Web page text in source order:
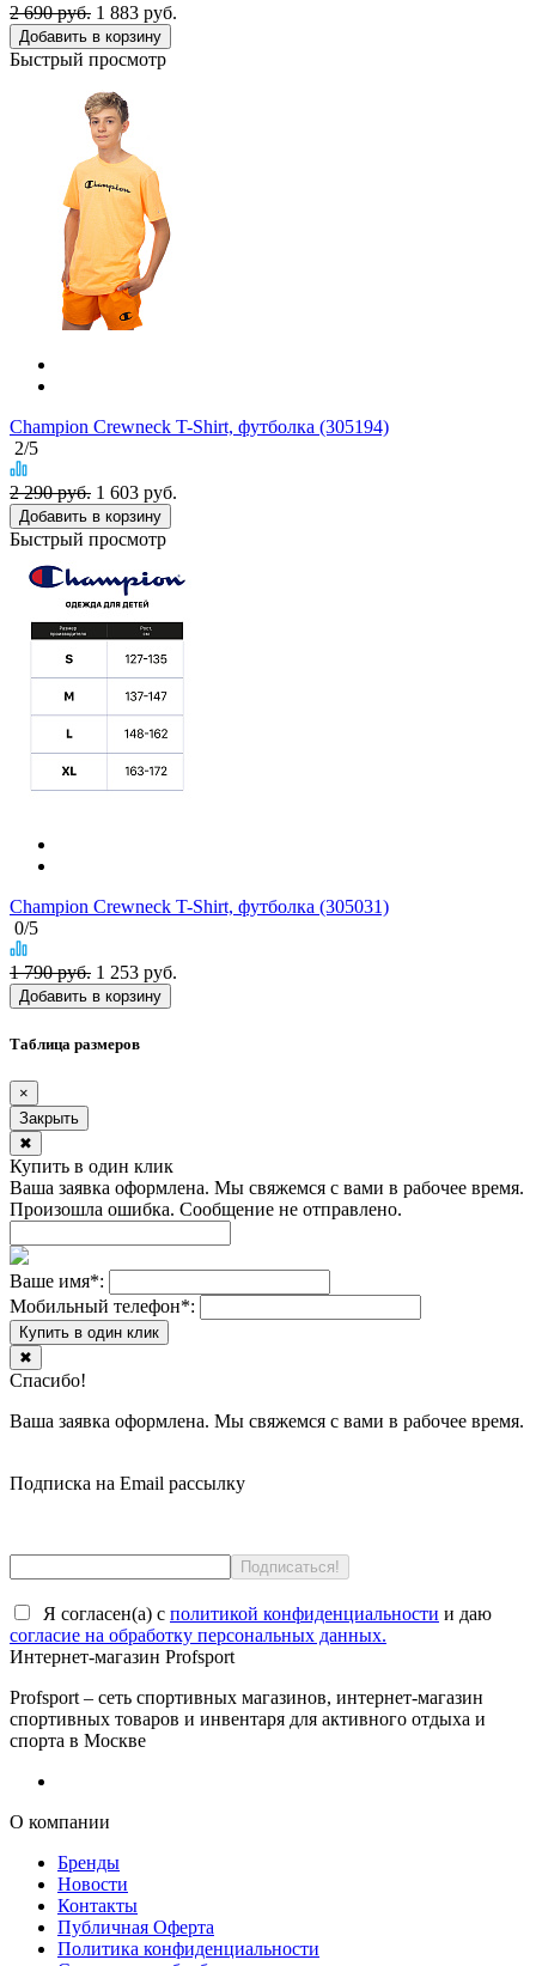
2 690 руб. 1 883 руб.
Добавить в корзину
Быстрый просмотр
Champion Crewneck T-Shirt, футболка (305194)
2/5
2 290 руб. 1 603 руб.
Добавить в корзину
Быстрый просмотр
Champion Crewneck T-Shirt, футболка (305031)
0/5
1 790 руб. 1 253 руб.
Добавить в корзину
Таблица размеров
×
Закрыть
✖
Купить в один клик
Ваша заявка оформлена. Мы свяжемся с вами в рабочее время.
Произошла ошибка. Сообщение не отправлено.
Ваше имя*:
Мобильный телефон*:
Купить в один клик
✖
Спасибо!
Ваша заявка оформлена. Мы свяжемся с вами в рабочее время.
Подписка на Email рассылку
Я согласен(a) с политикой конфиденциальности и даю
согласие на обработку персональных данных.
Интернет-магазин Profsport
Profsport – сеть спортивных магазинов, интернет-магазин
спортивных товаров и инвентаря для активного отдыха и
спорта в Москве
О компании
Бренды
Новости
Контакты
Публичная Оферта
Политика конфиденциальности